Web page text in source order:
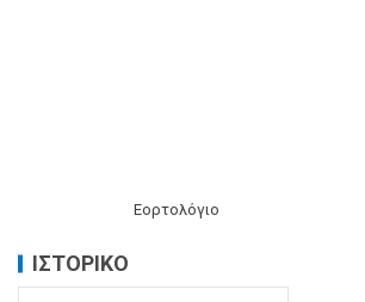
Εορτολόγιο
ΙΣΤΟΡΙΚΌ